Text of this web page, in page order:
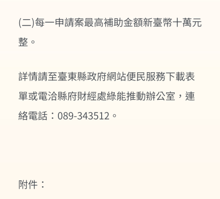
(二)每一申請案最高補助金額新臺幣十萬元
整。
詳情請至臺東縣政府網站便民服務下載表
單或電洽縣府財經處綠能推動辦公室，連
絡電話：089-343512。
附件：